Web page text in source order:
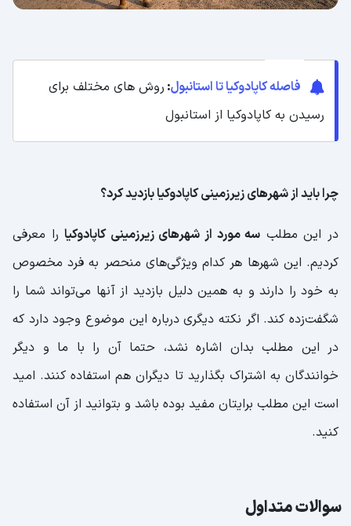
فاصله کاپادوکیا تا استانبول: روش های مختلف برای
رسیدن به کاپادوکیا از استانبول
چرا باید از شهرهای زیرزمینی کاپادوکیا بازدید کرد؟
در این مطلب سه مورد از شهرهای زیرزمینی کاپادوکیارا معرفی
کردیم. این شهرها هر کدام ویژگی‌های منحصر به فرد مخصوص
به خود را دارند و به همین دلیل بازدید از آنها می‌تواند شما را
شگفت‌زده کند. اگر نکته دیگری درباره این موضوع وجود دارد که
در این مطلب بدان اشاره نشد، حتما آن را با ما و دیگر
خوانندگان به اشتراک بگذارید تا دیگران هم استفاده کنند. امید
است این مطلب برایتان مفید بوده باشد و بتوانید از آن استفاده
کنید.
سوالات متداول